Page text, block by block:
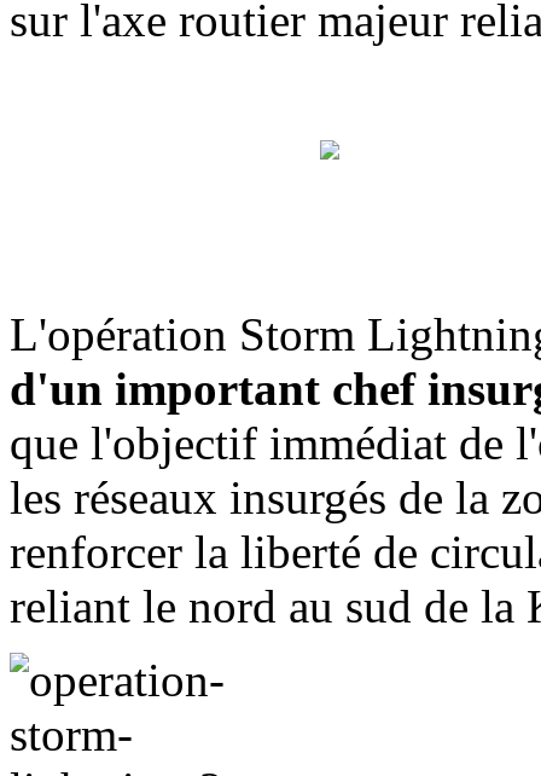
sur l'axe routier majeur
L'opération Storm
d'un important chef
que l'objectif immédiat de
les réseaux insurgés de la
renforcer la liberté de
reliant le nord au sud de la